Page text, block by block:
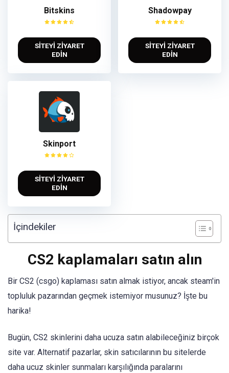
Bitskins
SİTEYİ ZİYARET
EDİN
Shadowpay
SİTEYİ ZİYARET
EDİN
Skinport
SİTEYİ ZİYARET
EDİN
İçindekiler
CS2 kaplamaları satın alın
Bir CS2 (csgo) kaplaması satın almak istiyor, ancak steam'in
topluluk pazarından geçmek istemiyor musunuz? İşte bu
harika!
Bugün, CS2 skinlerini daha ucuza satın alabileceğiniz birçok
site var. Alternatif pazarlar, skin satıcılarının bu sitelerde
daha ucuz skinler sunmaları karşılığında paralarını